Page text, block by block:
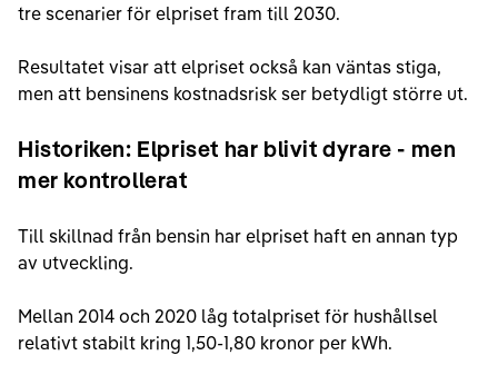
tre scenarier för elpriset fram till 2030.
Resultatet visar att elpriset också kan väntas stiga,
men att bensinens kostnadsrisk ser betydligt större ut.
Historiken: Elpriset har blivit dyrare - men
mer kontrollerat
Till skillnad från bensin har elpriset haft en annan typ
av utveckling.
Mellan 2014 och 2020 låg totalpriset för hushållsel
relativt stabilt kring 1,50-1,80 kronor per kWh.